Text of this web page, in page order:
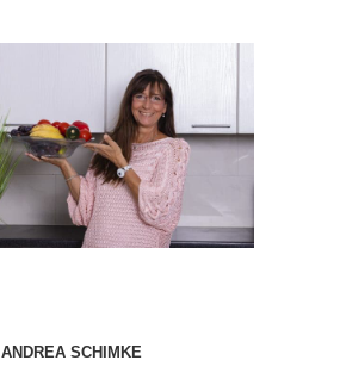
ANDREA SCHIMKE